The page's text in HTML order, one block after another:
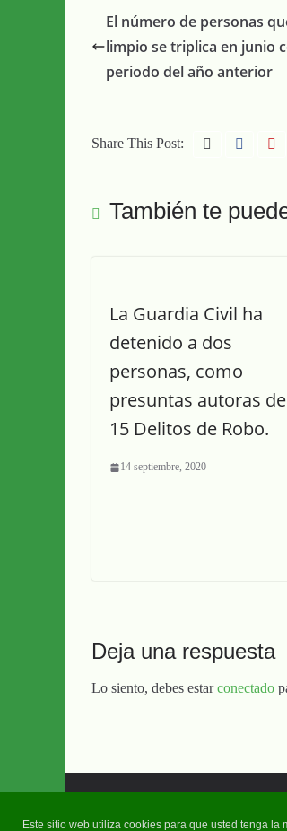
El número de personas
limpio se triplica en junio
periodo del año anterior
Share This Post:
También te
La Guardia Civil ha
detenido a dos
personas, como
presuntas autoras de
15 Delitos de Robo.
14 septiembre, 2020
Deja una respuesta
Lo siento, debes estarconectado
Este sitio web utiliza cookies para que usted tenga